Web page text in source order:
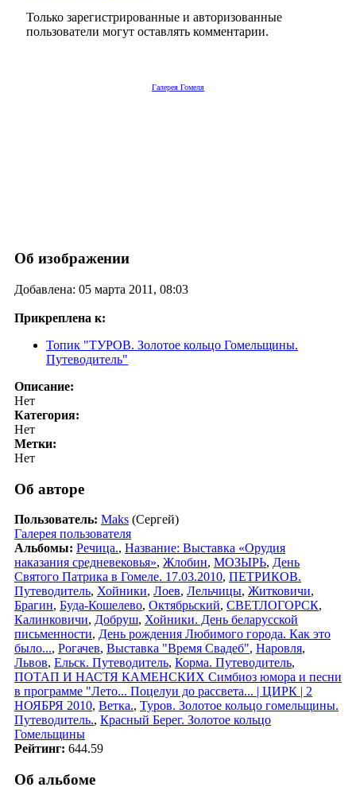
Только зарегистрированные и авторизованные
пользователи могут оставлять комментарии.
Галерея Гомеля
Об изображении
Добавлена: 05 марта 2011, 08:03
Прикреплена к:
Топик "ТУРОВ. Золотое кольцо Гомельщины.
Путеводитель"
Описание:
Нет
Категория:
Нет
Метки:
Нет
Об авторе
Пользователь: Maks (Сергей)
Галерея пользователя
Альбомы: Речица., Название: Выставка «Орудия
наказания средневековья», Жлобин, МОЗЫРЬ, День
Святого Патрика в Гомеле. 17.03.2010, ПЕТРИКОВ.
Путеводитель, Хойники, Лоев, Лельчицы, Житковичи,
Брагин, Буда-Кошелево, Октябрьский, СВЕТЛОГОРСК,
Калинковичи, Добруш, Хойники. День беларусской
письменности, День рождения Любимого города. Как это
было..., Рогачев, Выставка "Время Свадеб", Наровля,
Львов, Ельск. Путеводитель, Корма. Путеводитель,
ПОТАП И НАСТЯ КАМЕНСКИХ Симбиоз юмора и песни
в программе "Лето... Поцелуи до рассвета... | ЦИРК | 2
НОЯБРЯ 2010, Ветка., Туров. Золотое кольцо гомельщины.
Путеводитель., Красный Берег. Золотое кольцо
Гомельщины
Рейтинг: 644.59
Об альбоме